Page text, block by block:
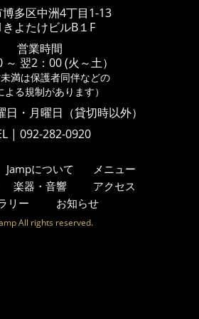
多区中洲4丁目1-13
よたけビルB１F
営業時間
～ 翌2：00 (火～土）
未満は保護者同伴などの
よる規制があります）
・月曜日（貸切時以外）
| 092-282-0920
Jampについて
メニュー
楽器・音響
アクセス
リー
お知らせ
All rights reserved.